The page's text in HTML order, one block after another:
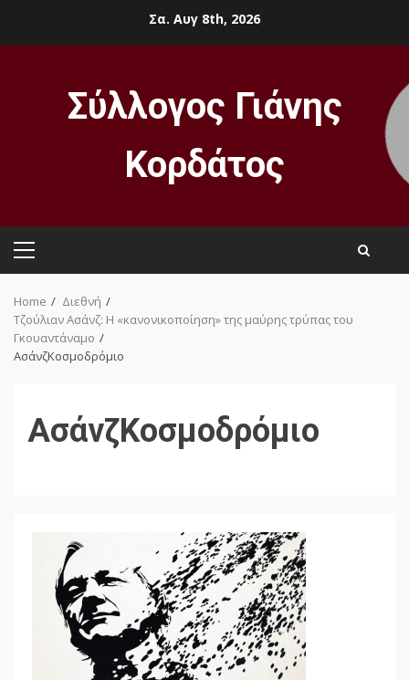
Σα. Αυγ 8th, 2026
Σύλλογος Γιάνης
Κορδάτος
Primary
Home
Διεθνή
Τζούλιαν Ασάνζ: Η «κανονικοποίηση» της μαύρης τρύπας του
Γκουαντάναμο
ΑσάνζΚοσμοδρόμιο
ΑσάνζΚοσμοδρόμιο